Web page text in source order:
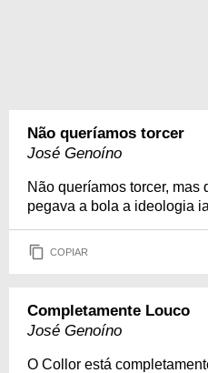
Não queríamos torcer
José Genoíno
Não queríamos torcer, mas
pegava a bola a ideologia
COPIAR
Completamente Louco
José Genoíno
O Collor está